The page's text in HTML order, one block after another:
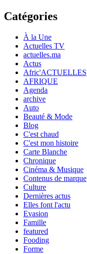
Catégories
À la Une
Actuelles TV
actuelles.ma
Actus
Afric'ACTUELLES
AFRIQUE
Agenda
archive
Auto
Beauté & Mode
Blog
C'est chaud
C'est mon histoire
Carte Blanche
Chronique
Cinéma & Musique
Contenus de marque
Culture
Dernières actus
Elles font l'actu
Evasion
Famille
featured
Fooding
Forme